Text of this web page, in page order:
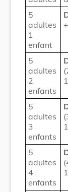
5
adultes
1
enfant
5
adultes
2
enfants
5
adultes
3
enfants
5
adultes
4
enfants